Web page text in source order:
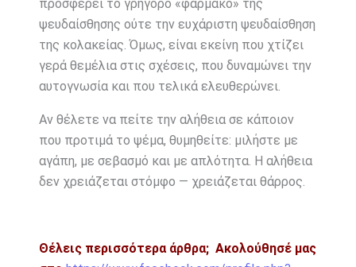
προσφέρει το γρήγορο «φάρμακο» της
ψευδαίσθησης ούτε την ευχάριστη ψευδαίσθηση
της κολακείας. Όμως, είναι εκείνη που χτίζει
γερά θεμέλια στις σχέσεις, που δυναμώνει την
αυτογνωσία και που τελικά ελευθερώνει.
Αν θέλετε να πείτε την αλήθεια σε κάποιον
που προτιμά το ψέμα, θυμηθείτε: μιλήστε με
αγάπη, με σεβασμό και με απλότητα. Η αλήθεια
δεν χρειάζεται στόμφο — χρειάζεται θάρρος.
Θέλεις περισσότερα άρθρα; Ακολούθησέ μας